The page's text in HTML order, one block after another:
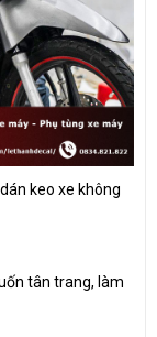
keo xe không
tân trang, làm